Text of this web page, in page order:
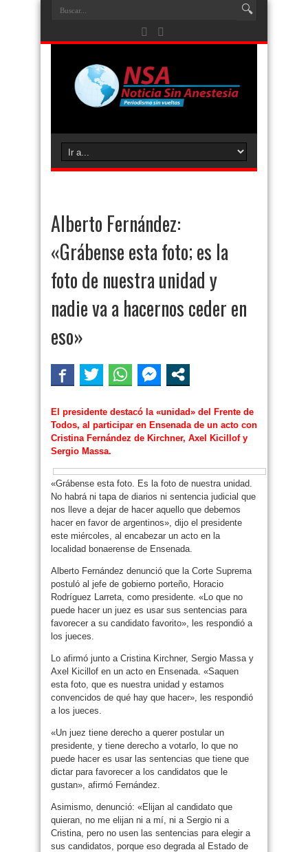
Alberto Fernández:
«Grábense esta foto; es la
foto de nuestra unidad y
nadie va a hacernos ceder en
eso»
El presidente destacó la «unidad» del Frente de
Todos, al participar en Ensenada de un acto con
Cristina Fernández de Kirchner, Axel Kicillof y
Sergio Massa.
«Grábense esta foto. Es la foto de nuestra unidad.
No habrá ni tapa de diarios ni sentencia judicial que
nos lleve a dejar de hacer aquello que debemos
hacer en favor de argentinos», dijo el presidente
este miércoles, al encabezar un acto en la
localidad bonaerense de Ensenada.
Alberto Fernández denunció que la Corte Suprema
postuló al jefe de gobierno porteño, Horacio
Rodríguez Larreta, como presidente. «Lo que no
puede hacer un juez es usar sus sentencias para
favorecer a su candidato favorito», les respondió a
los jueces.
Lo afirmó junto a Cristina Kirchner, Sergio Massa y
Axel Kicillof en un acto en Ensenada. «Saquen
esta foto, que es nuestra unidad y estamos
convencidos de qué hay que hacer», les respondió
a los jueces.
«Un juez tiene derecho a querer postular un
presidente, y tiene derecho a votarlo, lo que no
puede hacer es usar las sentencias que tiene que
dictar para favorecer a los candidatos que le
gustan», afirmó Fernández.
Asimismo, denunció: «Elijan al candidato que
quieran, no me elijan ni a mí, ni a Sergio ni a
Cristina, pero no usen las sentencias para elegir a
sus candidatos, porque eso degrada al Estado de